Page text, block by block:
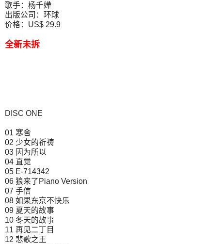
歌手：杨千嬅
出版公司：环球
价格：US$ 29.9
全新未拆
DISC ONE
01 寒舍
02 少女的祈祷
03 因为所以
04 直觉
05 E-714342
06 狼来了Piano Version
07 手信
08 如果东京不快乐
09 夏天的故事
10 冬天的故事
11 再见二丁目
12 悲歌之王